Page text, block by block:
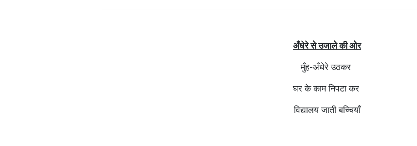
अँधेरे से उजाले की ओर
मुँह-अँधेरे उठकर
घर के काम निपटा कर
विद्यालय जाती बच्चियाँ